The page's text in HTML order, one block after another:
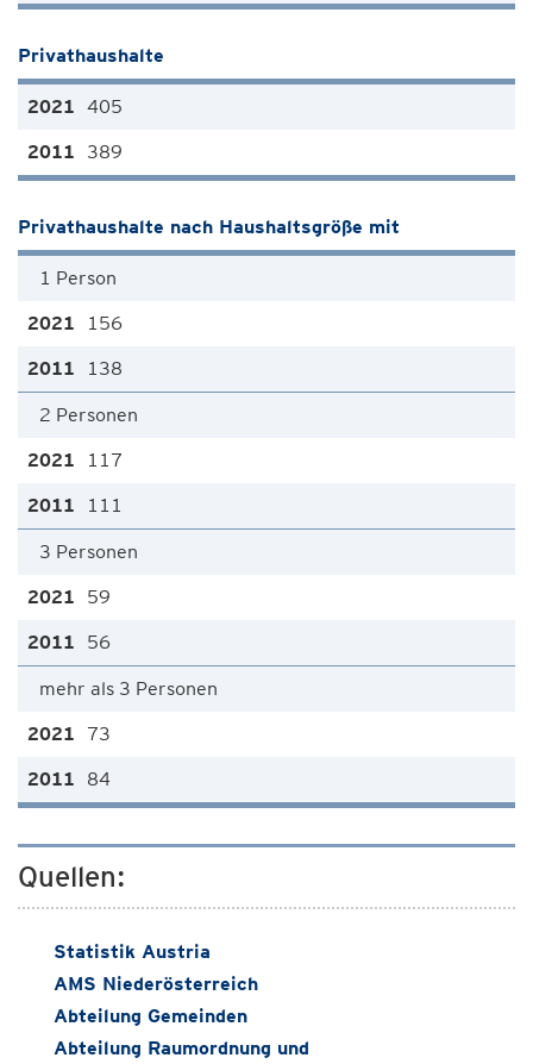
Privathaushalte
405
389
Privathaushalte nach Haushaltsgröße mit
1 Person
156
138
2 Personen
117
111
3 Personen
59
56
mehr als 3 Personen
73
84
Quellen:
Statistik Austria
AMS Niederösterreich
Abteilung Gemeinden
Abteilung Raumordnung und